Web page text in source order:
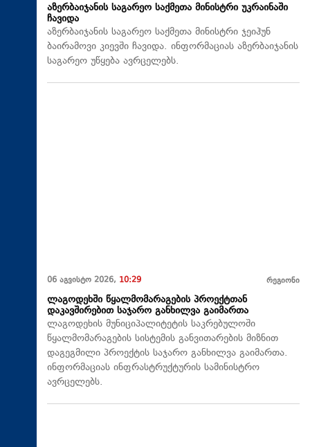
აზერბაიჯანის საგარეო საქმეთა მინისტრი უკრაინაში
ჩავიდა
აზერბაიჯანის საგარეო საქმეთა მინისტრი ჯეიჰუნ
ბაირამოვი კიევში ჩავიდა. ინფორმაციას აზერბაიჯანის
საგარეო უწყება ავრცელებს.
06 აგვისტო 2026, 10:29 რეგიონი
ლაგოდეხში წყალმომარაგების პროექტთან
დაკავშირებით საჯარო განხილვა გაიმართა
ლაგოდეხის მუნიციპალიტეტის საკრებულოში
წყალმომარაგების სისტემის განვითარების მიზნით
დაგეგმილი პროექტის საჯარო განხილვა გაიმართა.
ინფორმაციას ინფრასტრუქტურის სამინისტრო
ავრცელებს.